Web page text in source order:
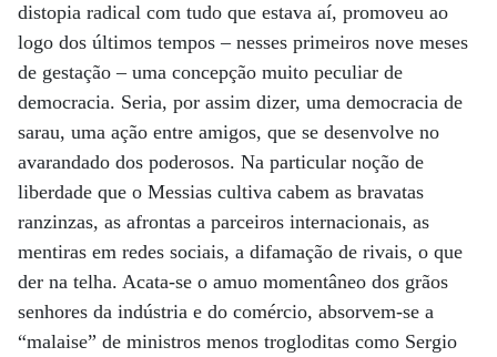
distopia radical com tudo que estava aí, promoveu ao
logo dos últimos tempos – nesses primeiros nove meses
de gestação – uma concepção muito peculiar de
democracia. Seria, por assim dizer, uma democracia de
sarau, uma ação entre amigos, que se desenvolve no
avarandado dos poderosos. Na particular noção de
liberdade que o Messias cultiva cabem as bravatas
ranzinzas, as afrontas a parceiros internacionais, as
mentiras em redes sociais, a difamação de rivais, o que
der na telha. Acata-se o amuo momentâneo dos grãos
senhores da indústria e do comércio, absorvem-se a
“malaise” de ministros menos trogloditas como Sergio